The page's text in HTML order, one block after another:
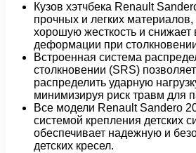
Кузов хэтчбека Renault
прочных и легких материалов,
хорошую жесткость и снижает
деформации при
Встроенная система
столкновении (SRS)
распределить ударную
минимизируя риск травм для
Все модели Renault Sandero
системой крепления детских
обеспечивает надежную и
детских кресел.